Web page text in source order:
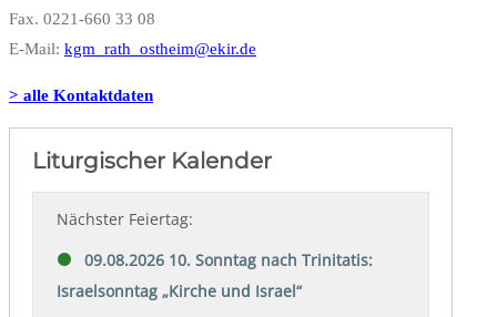
Fax. 0221-660 33 08
E-Mail: kgm_rath_ostheim@ekir.de
> alle Kontaktdaten